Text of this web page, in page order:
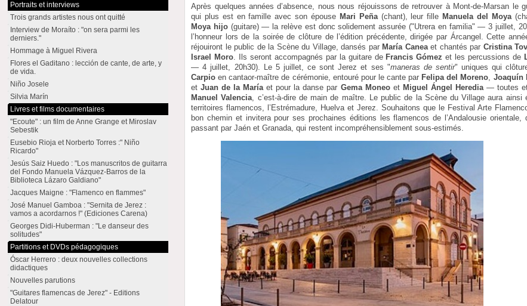
Après quelques années d’absence, nous nous réjouissons de retrouver à Mont-de-Marsan le
qui plus est en famille avec son épouse Mari Peña(chant), leur filleManuela del Moya
Moya hijo(guitare) — la relève est donc solidement assurée ("Utrera en familia" — 3 juillet,
l’honneur lors de la soirée de clôture de l’édition précédente, dirigée par Árcangel. Cette
réjouiront le public de la Scène du Village, dansés parMaría Caneaet chantés par Cristina
Israel Moro . Ils seront accompagnés par la guitare deFrancis Gómez et les percussions de
— 4 juillet, 20h30). Le 5 juillet, ce sont Jerez et ses "maneras de sentir" uniques qui
Carpio en cantaor-maître de cérémonie, entouré pour le cante parFelipa del Moreno Joaquín
etJuan de la María et pour la danse par Gema Moneoet Miguel Ángel Heredia— toutes et
Manuel Valencia , c’est-à-dire de main de maître. Le public de la Scène du Village aura
territoires flamencos, l’Estrémadure, Huelva et Jerez. Souhaitons que le Festival Arte
bon chemin et invitera pour ses prochaines éditions les flamencos de l’Andalousie orientale,
passant par Jaén et Granada, qui restent incompréhensiblement sous-estimés.
Portraits et interviews
Trois grands artistes nous ont quitté
Interview de Moraíto : "on sera parmi les
derniers."
Hommage à Miguel Rivera
Flores el Gaditano : lección de cante, de arte, y
de vida.
Niño Josele
Silvia Marín
Livres et films documentaires
"Ecoute" : un film de Anne Grange et Miroslav
Sebestik
Eusebio Rioja et Norberto Torres :" Niño
Ricardo"
Jesús Saiz Huedo : "Los manuscritos de guitarra
del Fondo Manuela Vázquez-Barros de la
Biblioteca Lázaro Galdiano"
Jacques Maigne : "Flamenco en flammes"
José Manuel Gamboa : "Sernita de Jerez :
vamos a acordarnos !" (Ediciones Carena)
Georges Didi-Huberman : "Le danseur des
solitudes"
Partitions et DVDs pédagogiques
Óscar Herrero : deux nouvelles collections
didactiques
Nouvelles parutions
"Guitares flamencas de Jerez" - Editions
Delatour